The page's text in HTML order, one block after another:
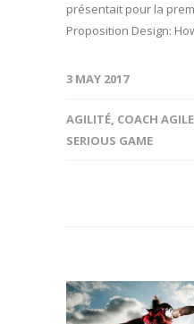
présentait pour la
Proposition Design:
3 MAY 2017
AGILITÉ, COACH AGILE
SERIOUS GAME